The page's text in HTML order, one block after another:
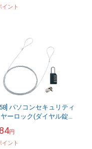
イント
パソコンセキュリティ
ーロック(ダイヤル錠タ
円
イント